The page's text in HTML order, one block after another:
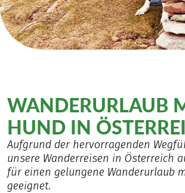
WANDERURLAUB
HUND IN
Aufgrund der hervorragenden
unsere Wanderreisen in Österreich
für einen gelungene Wanderurlaub
geeignet.